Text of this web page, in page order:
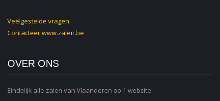
Veelgestelde vragen
Contacteerwww.zalen.be
OVER ONS
Eindelijk alle zalen van Vlaanderen op 1 website.